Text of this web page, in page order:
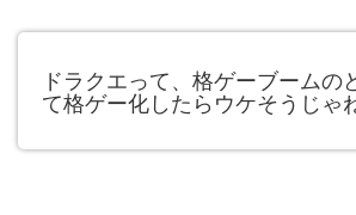
ドラクエって、格ゲーブームの
て格ゲー化したらウケそうじゃ